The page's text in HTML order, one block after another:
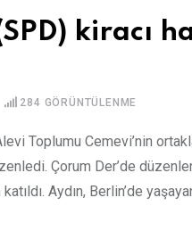
kiracı
284 GÖRÜNTÜLENME
Toplumu Cemevi’nin
Çorum Der’de
Aydın, Berlin’de